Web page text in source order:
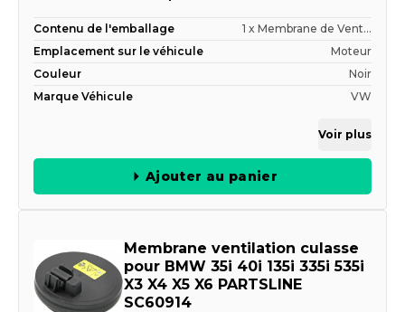
Contenu de l'emballage
1 x Membrane de Vent...
Emplacement sur le véhicule
Moteur
Couleur
Noir
Marque Véhicule
VW
Voir plus
Ajouter au panier
Membrane ventilation culasse
pour BMW 35i 40i 135i 335i 535i
X3 X4 X5 X6 PARTSLINE
SC60914